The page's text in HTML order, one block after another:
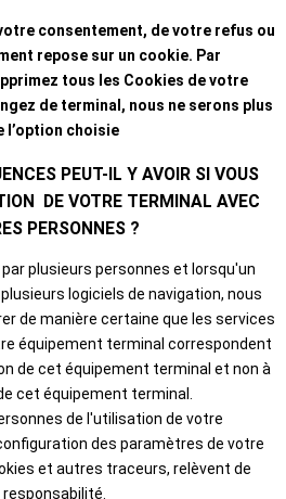
consentement, de votre refus ou
repose sur un cookie. Par
tous les Cookies de votre
de terminal, nous ne serons plus
l’option choisie
PEUT-IL Y AVOIR SI VOUS
DE VOTRE TERMINAL AVEC
PERSONNES ?
plusieurs personnes et lorsqu'un
logiciels de navigation, nous
de manière certaine que les services
équipement terminal correspondent
de cet équipement terminal et non à
cet équipement terminal.
de l'utilisation de votre
des paramètres de votre
et autres traceurs, relèvent de